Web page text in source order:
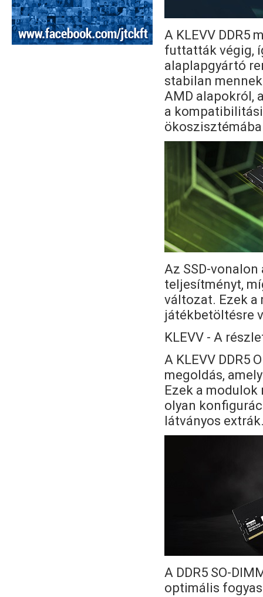
A KLEVV
futtatták végig,
alaplapgyártó
stabilan
AMD alapokról,
a
Az SSD-
teljesítményt,
változat. Ezek
játékbetöltésre
KLEVV - A
A KLEVV DDR5
megoldás,
Ezek a
olyan
látványos
A DDR5 SO-
optimális